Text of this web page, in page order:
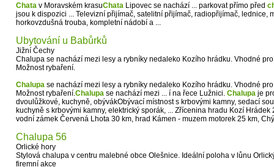
Chata v Moravském krasuChata Lipovec se nachází ... parkovat přímo před
jsou k dispozici ... Televizní přijímač, satelitní přijímač, radiopřijímač, lednice,
horkovzdušná trouba, kompletní nádobí a ...
Ubytování u Babůrků
Jižní Čechy
Chalupa se nachází mezi lesy a rybníky nedaleko Kozího hrádku. Vhodné
Možnost rybaření.
Chalupa se nachází mezi lesy a rybníky nedaleko Kozího hrádku. Vhodné
Možnost rybaření.Chalupa se nachází mezi ... í na řece Lužnici. Chalupa je
dvoulůžkové, kuchyně, obývákObývací místnost s krbovými kamny, sedací
kuchyně s krbovými kamny, elektrický sporák, ... Zřícenina hradu Kozí Hrádek
vodní zámek Červená Lhota 30 km, hrad Kámen - muzem motorek 25 km,
Chalupa 56
Orlické hory
Stylová chalupa v centru malebné obce Olešnice. Ideální poloha v lůnu
firemní akce